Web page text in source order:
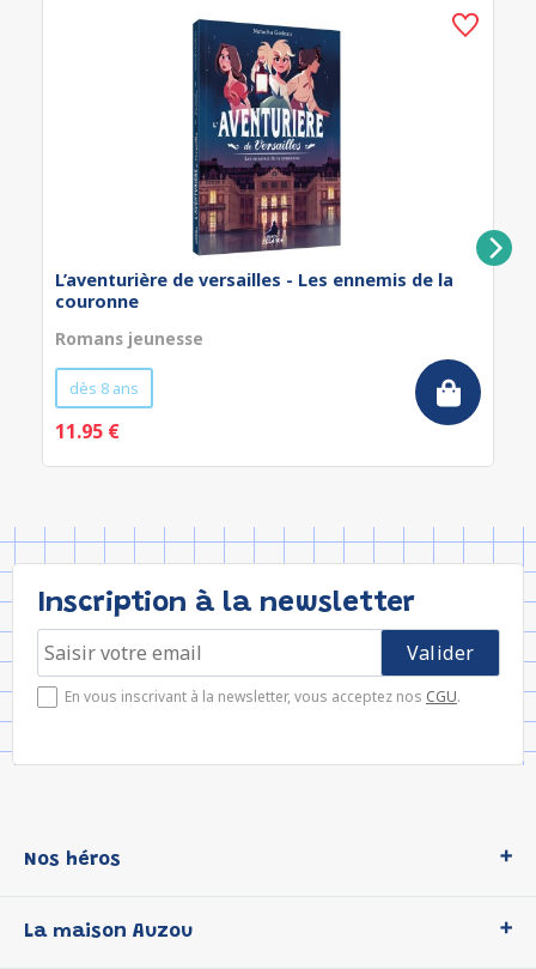
L’aventurière de versailles - Les ennemis de la
couronne
Romans jeunesse
dès 8 ans
11.95 €
Inscription à la newsletter
En vous inscrivant à la newsletter, vous acceptez nos CGU.
Nos héros
P'tit Loup
La maison Auzou